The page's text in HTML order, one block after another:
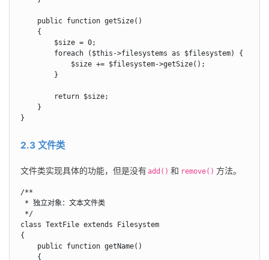
    public function getSize()
    {
        $size = 0;
        foreach ($this->filesystems as $filesystem) {
            $size += $filesystem->getSize();
        }
        return $size;
    }
}
2.3 文件类
文件类实现具体的功能，但是没有add() 和 remove() 方法。
/**
* 独立对象：文本文件类
*/
class TextFile extends Filesystem
{
    public function getName()
    {